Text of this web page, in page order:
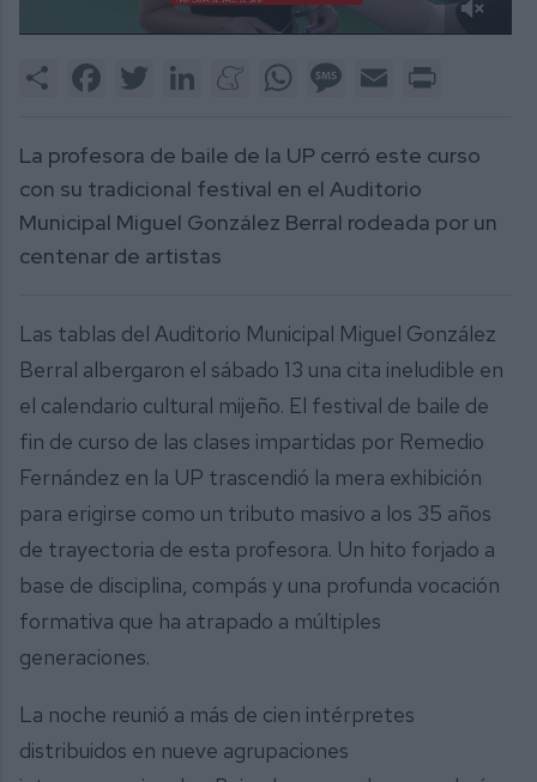
2
Share FacebookTwitter LinkedInMeneameWhatsAppMessage
Email
La profesora de baile de la UP cerró este curso
con su tradicional festival en el Auditorio
Municipal Miguel González Berral rodeada por un
centenar de artistas
Las tablas del Auditorio Municipal Miguel González
Berral albergaron el sábado 13 una cita ineludible en
el calendario cultural mijeño. El festival de baile de
fin de curso de las clases impartidas por Remedio
Fernández en la UP trascendió la mera exhibición
para erigirse como un tributo masivo a los 35 años
de trayectoria de esta profesora. Un hito forjado a
base de disciplina, compás y una profunda vocación
formativa que ha atrapado a múltiples
generaciones.
La noche reunió a más de cien intérpretes
distribuidos en nueve agrupaciones